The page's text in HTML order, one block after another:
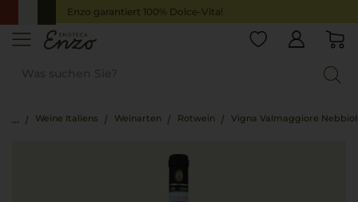
Enzo garantiert 100% Dolce-Vita!
Weine Italiens Weinarten Rotwein Vigna Valmaggiore